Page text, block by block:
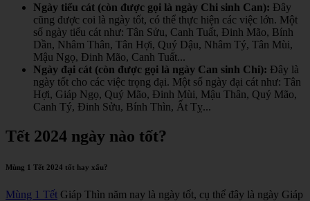
Ngày tiểu cát (còn được gọi là ngày Chi sinh Can): Đây
cũng được coi là ngày tốt, có thể thực hiện các việc lớn. Một
số ngày tiểu cát như: Tân Sửu, Canh Tuất, Đinh Mão, Bính
Dần, Nhâm Thân, Tân Hợi, Quý Dậu, Nhâm Tý, Tân Mùi,
Mậu Ngọ, Đinh Mão, Canh Tuất...
Ngày đại cát (còn được gọi là ngày Can sinh Chi): Đây là
ngày tốt cho các việc trọng đại. Một số ngày đại cát như: Tân
Hợi, Giáp Ngọ, Quý Mão, Đinh Mùi, Mậu Thân, Quý Mão,
Canh Tý, Đinh Sửu, Bính Thìn, Ất Tỵ...
Tết 2024 ngày nào tốt?
Mùng 1 Tết 2024 tốt hay xấu?
Mùng 1 Tết Giáp Thìn năm nay là ngày tốt, cụ thể đây là ngày Giáp